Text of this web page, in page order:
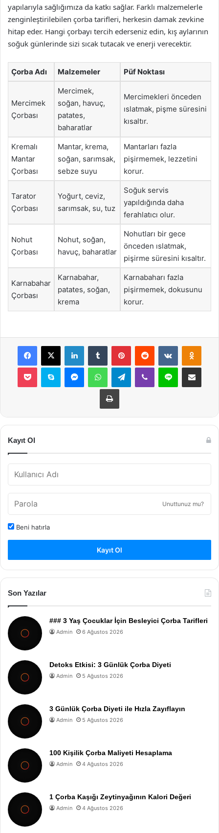
yapılarıyla sağlığımıza da katkı sağlar. Farklı malzemelerle
zenginleştirilebilen çorba tarifleri, herkesin damak zevkine
hitap eder. Hangi çorbayı tercih ederseniz edin, kış aylarının
soğuk günlerinde sizi sıcak tutacak ve enerji verecektir.
Çorba Adı Malzemeler Püf Noktası
Mercimek
Çorbası
Mercimek,
soğan, havuç,
patates,
baharatlar
Mercimekleri önceden
ıslatmak, pişme süresini
kısaltır.
Kremalı
Mantar
Çorbası
Mantar, krema,
soğan, sarımsak,
sebze suyu
Mantarları fazla
pişirmemek, lezzetini
korur.
Tarator
Çorbası
Yoğurt, ceviz,
sarımsak, su, tuz
Soğuk servis
yapıldığında daha
ferahlatıcı olur.
Nohut
Çorbası
Nohut, soğan,
havuç, baharatlar
Nohutları bir gece
önceden ıslatmak,
pişirme süresini kısaltır.
Karnabahar
Çorbası
Karnabahar,
patates, soğan,
krema
Karnabaharı fazla
pişirmemek, dokusunu
korur.
Facebook
X LinkedInTumblr PinterestReddit VKontakte
Pocket Skype MessengerWhatsAppTelegramViber Line E-Posta ile
Yazdır
Kayıt Ol
Unuttunuz mu?
Beni hatırla
Kayıt Ol
Son Yazılar
### 3 Yaş Çocuklar İçin Besleyici Çorba Tarifleri
Admin 6 Ağustos 2026
Detoks Etkisi: 3 Günlük Çorba Diyeti
Admin 5 Ağustos 2026
3 Günlük Çorba Diyeti ile Hızla Zayıflayın
Admin 5 Ağustos 2026
100 Kişilik Çorba Maliyeti Hesaplama
Admin 4 Ağustos 2026
1 Çorba Kaşığı Zeytinyağının Kalori Değeri
Admin 4 Ağustos 2026